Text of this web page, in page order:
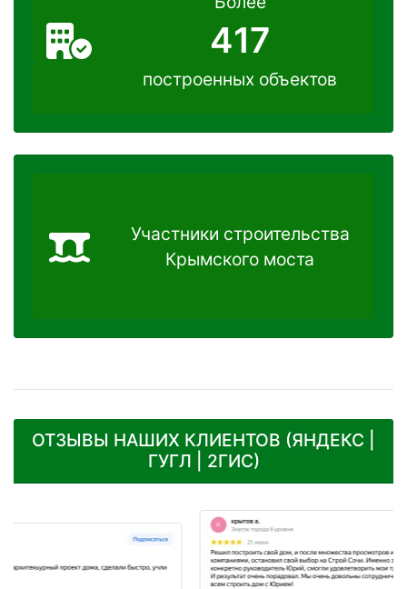
417
построенных объектов
Участники строительства
Крымского моста
ОТЗЫВЫ НАШИХ КЛИЕНТОВ (ЯНДЕКС |
ГУГЛ | 2ГИС)